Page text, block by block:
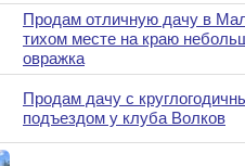
Продам отличную дачу в
тихом месте на краю
овражка
Продам дачу с
подъездом у клуба Волков